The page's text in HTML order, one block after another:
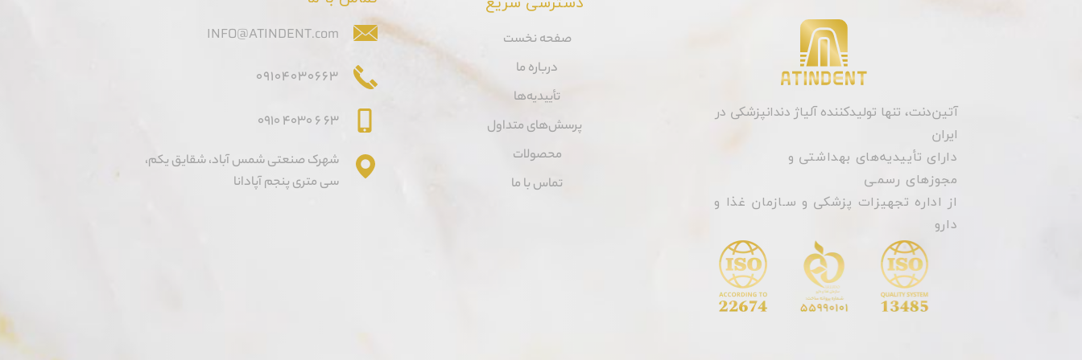
آتین‌دنت، تنها تولیدکننده آلیاژ دندانپزشکی در
ایران
دارای تأییدیه‌های بهداشتی و
مجوزهای رسمـی
​​​​​​​از اداره تجهیزات پزشکی و سـازمان غذا و
دارو
09104030663
INFO@ATINDENT.com
شهرک صنعتی شمس آباد، شقایق یکم،
سی متری پنجم آپادانا
۰9104030663
صفحه نخست
درباره ما
تأییدیه‌ها
پرسش‌های متداول
محصولات
تماس با ما